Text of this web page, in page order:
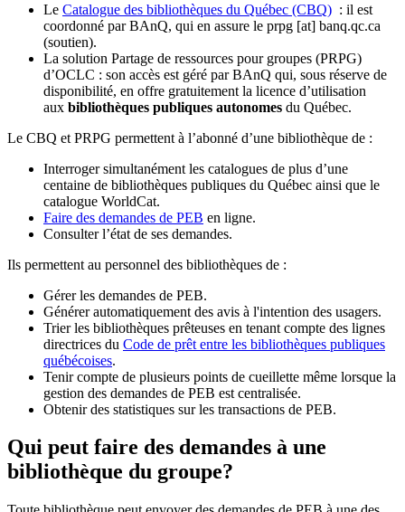
Le Catalogue des bibliothèques du Québec (CBQ) : il est
coordonné par BAnQ, qui en assure le prpg [at] banq.qc.ca
(soutien).
La solution Partage de ressources pour groupes (PRPG)
d’OCLC : son accès est géré par BAnQ qui, sous réserve de
disponibilité, en offre gratuitement la licence d’utilisation
aux bibliothèques publiques autonomes du Québec.
Le CBQ et PRPG permettent à l’abonné d’une bibliothèque de :
Interroger simultanément les catalogues de plus d’une
centaine de bibliothèques publiques du Québec ainsi que le
catalogue WorldCat.
Faire des demandes de PEB en ligne.
Consulter l’état de ses demandes.
Ils permettent au personnel des bibliothèques de :
Gérer les demandes de PEB.
Générer automatiquement des avis à l'intention des usagers.
Trier les bibliothèques prêteuses en tenant compte des lignes
directrices du Code de prêt entre les bibliothèques publiques
québécoises.
Tenir compte de plusieurs points de cueillette même lorsque la
gestion des demandes de PEB est centralisée.
Obtenir des statistiques sur les transactions de PEB.
Qui peut faire des demandes à une
bibliothèque du groupe?